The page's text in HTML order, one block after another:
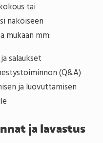
tai
näköiseen
mukaan mm:
salaukset
(Q&A)
ja luovuttamisen
ja lavastus